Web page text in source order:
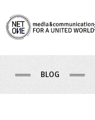
BLOG